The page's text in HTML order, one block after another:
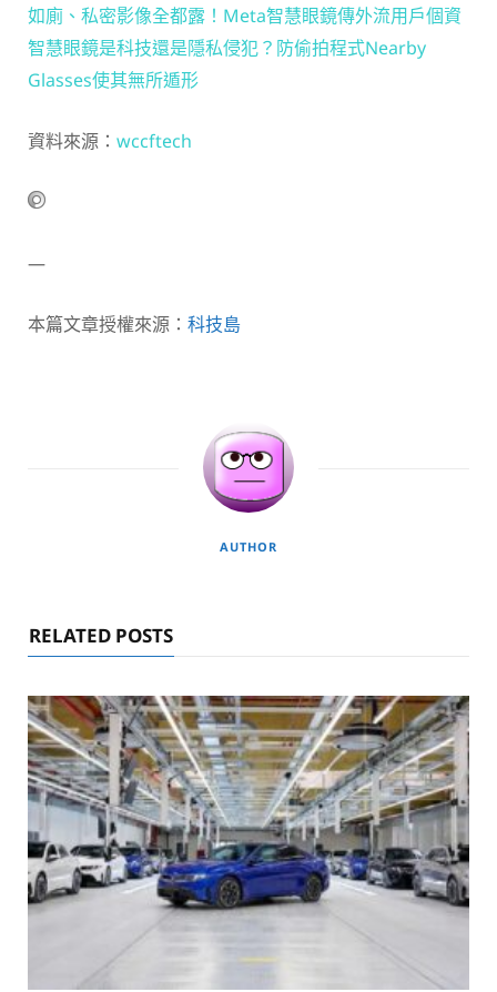
如廁、私密影像全都露！Meta智慧眼鏡傳外流用戶個資
智慧眼鏡是科技還是隱私侵犯？防偷拍程式Nearby
Glasses使其無所遁形
資料來源： wccftech
—
本篇文章授權來源： 科技島
AUTHOR
RELATED POSTS